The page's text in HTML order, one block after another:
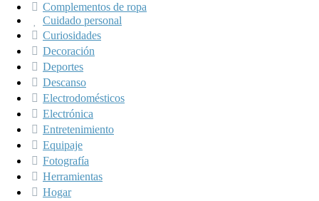
Complementos de ropa
Cuidado personal
Curiosidades
Decoración
Deportes
Descanso
Electrodomésticos
Electrónica
Entretenimiento
Equipaje
Fotografía
Herramientas
Hogar